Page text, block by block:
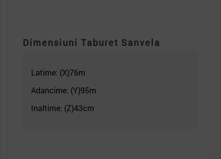
Dimensiuni Taburet Sanvela
Latime: (X)76m
Adancime: (Y)95m
Inaltime: (Z)43cm